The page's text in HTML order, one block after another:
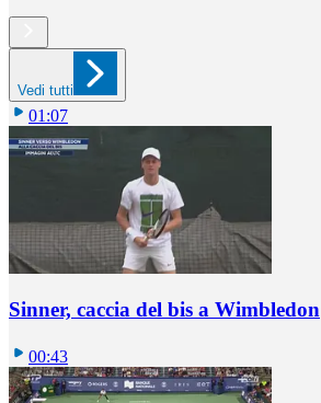
Vedi tutti
01:07
Sinner, caccia del bis a Wimbledon
00:43